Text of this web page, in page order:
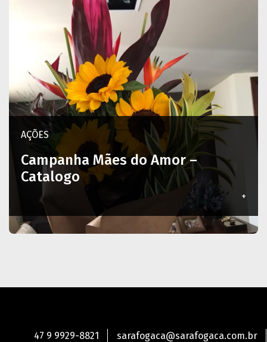
AÇÕES
Campanha Mães do Amor –
Catalogo
+
47 9 9929-8821 sarafogaca@sarafogaca.com.br